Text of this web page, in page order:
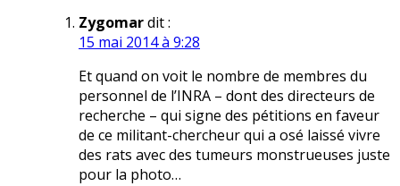
Zygomardit :
15 mai 2014 à 9:28
Et quand on voit le nombre de membres du
personnel de l’INRA – dont des directeurs de
recherche – qui signe des pétitions en faveur
de ce militant-chercheur qui a osé laissé vivre
des rats avec des tumeurs monstrueuses juste
pour la photo…